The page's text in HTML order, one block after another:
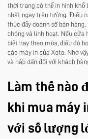
thời trang có thể in hình khổ
nhất ngay trên tường. Điều
thúc đẩy doanh số bán
chóng và linh hoạt. Nếu cửa
biệt hay theo mùa, điều đó
các máy in của Xoto. Nhờ
và hấp dẫn đối với khách
Làm thế nào
khi mua máy
với số lượng